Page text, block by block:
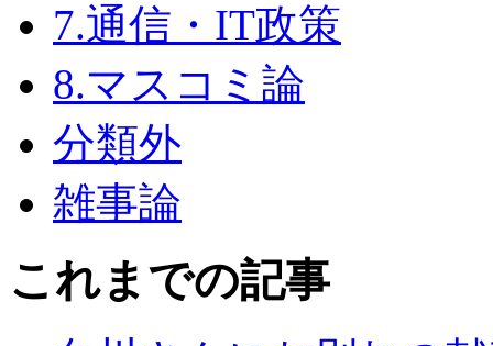
7.通信・IT政策
8.マスコミ論
分類外
雑事論
これまでの記事